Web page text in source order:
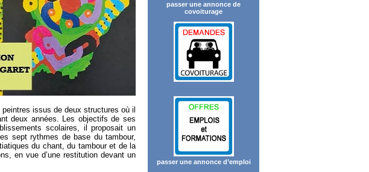
issus de deux structures où il
deux années. Les objectifs de ses
scolaires, il proposait un
sept rythmes de base du tambour,
du chant, du tambour et de la
en vue d’une restitution devant un
passer une annonce de
covoiturage
passer une annonce d’emploi